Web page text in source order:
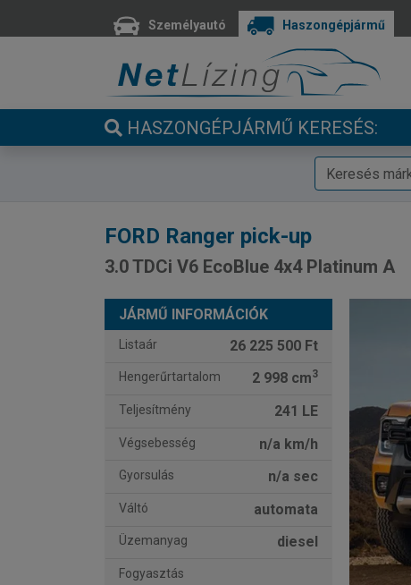
Személyautó Haszongépjármű
HASZONGÉPJÁRMŰ KERESÉS:
FORD Ranger pick-up
3.0 TDCi V6 EcoBlue 4x4 Platinum A
JÁRMŰ INFORMÁCIÓK
Listaár 26 225 500 Ft
Hengerűrtartalom 2 998 cm3
Teljesítmény 241 LE
Végsebesség n/a km/h
Gyorsulás n/a sec
Váltó automata
Üzemanyag diesel
Fogyasztás